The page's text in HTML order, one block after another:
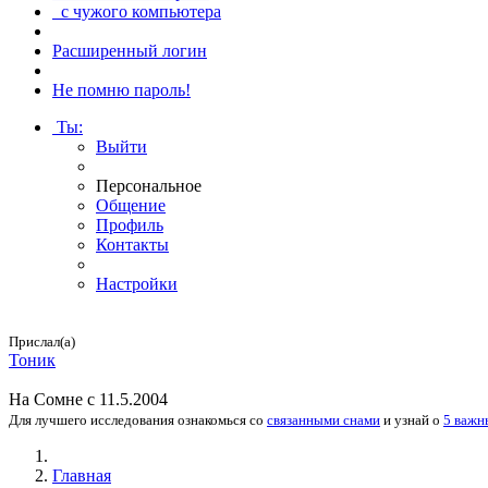
с чужого компьютера
Расширенный логин
Не помню пароль!
Ты:
Выйти
Персональное
Общение
Профиль
Контакты
Настройки
Прислал(а)
Тоник
На Сомне с 11.5.2004
Для лучшего исследования ознакомься со связанными снами и узнай о 5
Главная